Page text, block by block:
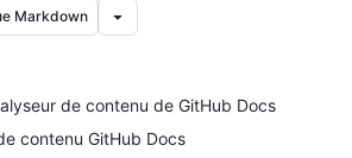
Markdown
de contenu de GitHub Docs
contenu GitHub Docs